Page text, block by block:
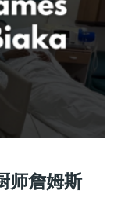
师詹姆斯